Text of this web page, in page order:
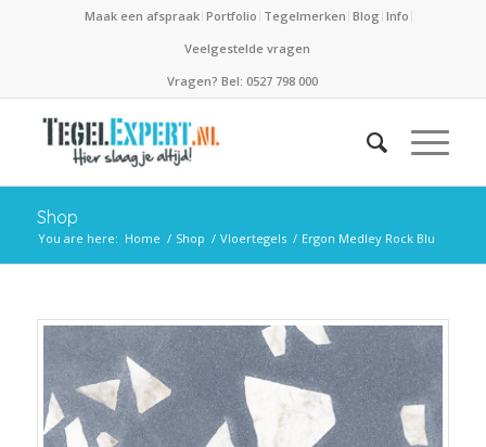
Maak een afspraak Portfolio Tegelmerken Blog Info
Veelgestelde vragen
Vragen? Bel: 0527 798 000
Shop
You are here: Home / Shop / Vloertegels / Ergon Medley Rock Blu